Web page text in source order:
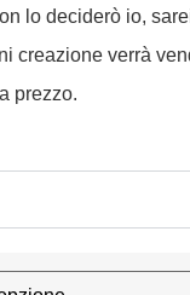
lo deciderò io,
creazione verrà
prezzo.